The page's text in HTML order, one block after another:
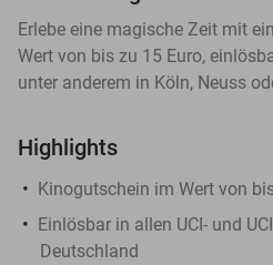
Erlebe eine magische Zeit mit
Wert von bis zu 15 Euro,
unter anderem in Köln, Neuss
Highlights
Kinogutschein im Wert von
Einlösbar in allen UCI- und
Deutschland